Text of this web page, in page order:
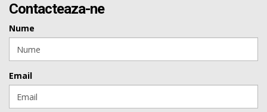
Contacteaza-ne
Nume
Email